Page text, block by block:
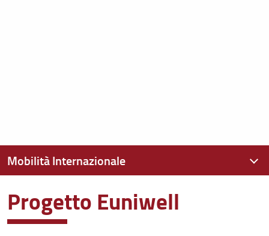
Progetto Euniwell
Mobilità Internazionale
Contatti
Delegati